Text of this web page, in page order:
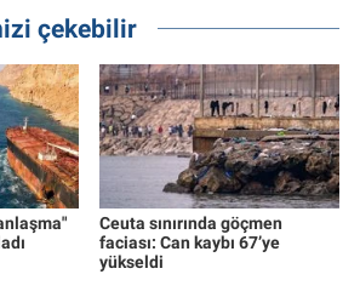
çekebilir
Ceuta sınırında göçmen
faciası: Can kaybı 67’ye
yükseldi